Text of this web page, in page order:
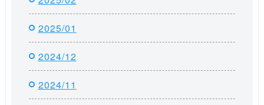
2025/01
2024/12
2024/11